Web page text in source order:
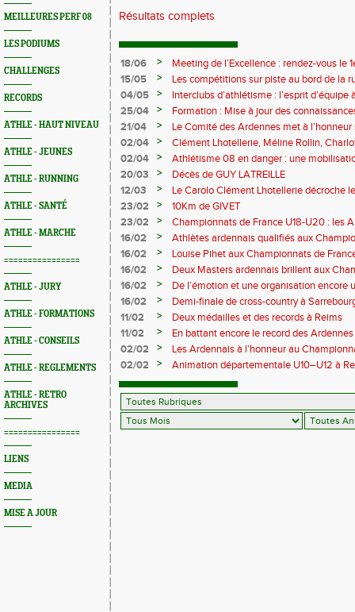
MEILLEURES PERF 08
LES PODIUMS
CHALLENGES
RECORDS
ATHLE - HAUT NIVEAU
ATHLE - JEUNES
ATHLE - RUNNING
ATHLE - SANTÉ
ATHLE - MARCHE
================
ATHLE - JURY
ATHLE - FORMATIONS
ATHLE - CONSEILS
ATHLE - REGLEMENTS
ATHLE - RETRO
ARCHIVES
================
LIENS
MEDIA
MISE A JOUR
Résultats complets
18/06 >
Meeting de l’Excellence : rendez-vous le
15/05
>
Les compétitions sur piste au bord de la
04/05
>
Interclubs d’athlétisme : l’esprit d’équipe
rempart contre la sédentarité des jeunes
25/04 >
Formation : Mise à jour des
M372)
21/04 >
Le Comité des Ardennes met à
02/04
>
Clément Lhotellerie, Méline Rollin,
prolifique pour les coureurs ardennais
02/04 >
Athlétisme 08 en danger : une
20/03
>
Décès de GUY LATREILLE
12/03
>
Le Carolo Clément Lhotellerie décroche
master de cross-country
23/02 >
10Km de GIVET
23/02
>
Championnats de France U18-U20 : les
Val-de-Reuil
16/02 >
Athlètes ardennais qualifiés aux
en salle
16/02 >
Louise Pihet aux Championnats de
16/02
>
Deux Masters ardennais brillent aux
Saint‑Brieuc
16/02 >
De l’émotion et une organisation encore
Trail 2026
16/02 >
Demi-finale de cross-country à
boue… et à la fête !
11/02 >
Deux médailles et des records à Reims
11/02
>
En battant encore le record des
Pihet ira aux championnats de France
02/02 >
Les Ardennais à l’honneur au
02/02
>
Animation départementale U10–U12 à